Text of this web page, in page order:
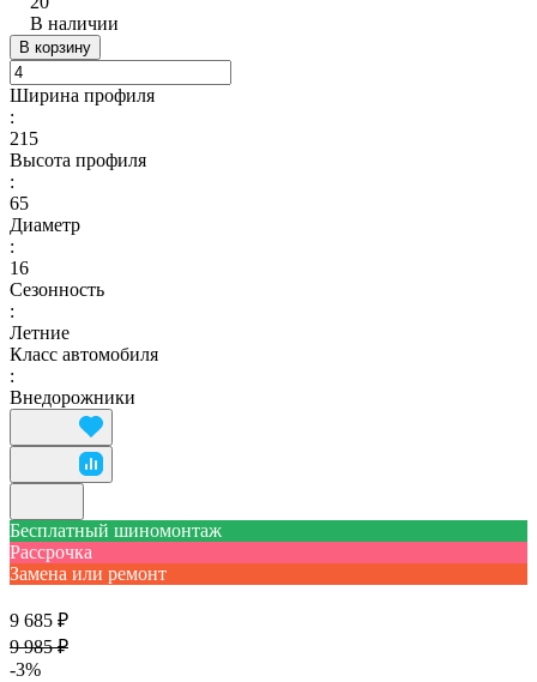
В наличии
В корзину
Ширина профиля
:
215
Высота профиля
:
65
Диаметр
:
16
Сезонность
:
Летние
Класс автомобиля
:
Внедорожники
Бесплатный шиномонтаж
Рассрочка
Замена или ремонт
9 685 ₽
9 985 ₽
-3%